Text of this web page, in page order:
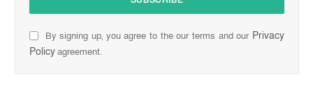
By signing up, you agree to the our terms and our Privacy
Policyagreement.